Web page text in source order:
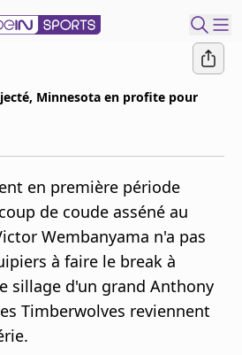
Minnesota en profite pour
en première période
de coude asséné au
Wembanyama n'a pas
à faire le break à
sillage d'un grand Anthony
Timberwolves reviennent